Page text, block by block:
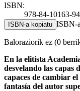
ISBN:
978-84-10163-
ISBN-a kopiatu ISBN-
Baloraziorik ez (0
En la elitista
desvelando las capas
capaces de cambiar
fantasía del autor